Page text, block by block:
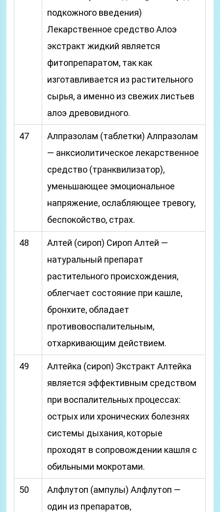
подкожного введения)
Лекарственное средство Алоэ
экстракт жидкий является
фитопрепаратом, так как
изготавливается из растительного
сырья, а именно из свежих листьев
алоэ древовидного.
47
Алпразолам (таблетки) Алпразолам
— анксиолитическое лекарственное
средство (транквилизатор),
уменьшающее эмоциональное
напряжение, ослабляющее тревогу,
беспокойство, страх.
48
Алтей (сироп) Сироп Алтей —
натуральный препарат
растительного происхождения,
облегчает состояние при кашле,
бронхите, обладает
противовоспалительным,
отхаркивающим действием.
49
Алтейка (сироп) Экстракт Алтейка
является эффективным средством
при воспалительных процессах:
острых или хронических болезнях
системы дыхания, которые
проходят в сопровождении кашля с
обильными мокротами.
50
Алфлутоп (ампулы) Алфлутоп —
один из препаратов,